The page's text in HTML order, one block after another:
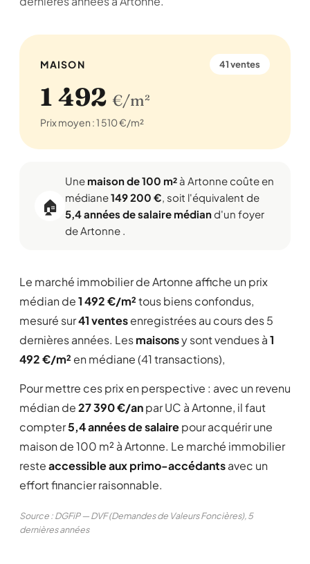
MAISON 41 ventes
1 492 €/m²
Prix moyen : 1 510 €/m²
🏠
Une maison de 100 m² à Artonne coûte en
médiane149 200 €, soit l'équivalent de
5,4 années de salaire médiand'un foyer
de Artonne .
Le marché immobilier de Artonne affiche un prix
médian de1 492 €/m²tous biens confondus,
mesuré sur41 ventesenregistrées au cours des 5
dernières années. Lesmaisonsy sont vendues à1
492 €/m² en médiane (41 transactions),
Pour mettre ces prix en perspective : avec un revenu
médian de27 390 €/anpar UC à Artonne, il faut
compter5,4 années de salairepour acquérir une
maison de 100 m² à Artonne. Le marché immobilier
resteaccessible aux primo-accédantsavec un
effort financier raisonnable.
Source : DGFiP — DVF (Demandes de Valeurs Foncières), 5
dernières années